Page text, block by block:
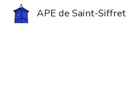
APE de Saint-Siffret